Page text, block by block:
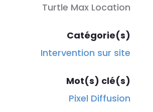
Turtle Max Location
Catégorie(s)
Intervention sur site
Mot(s) clé(s)
Pixel Diffusion